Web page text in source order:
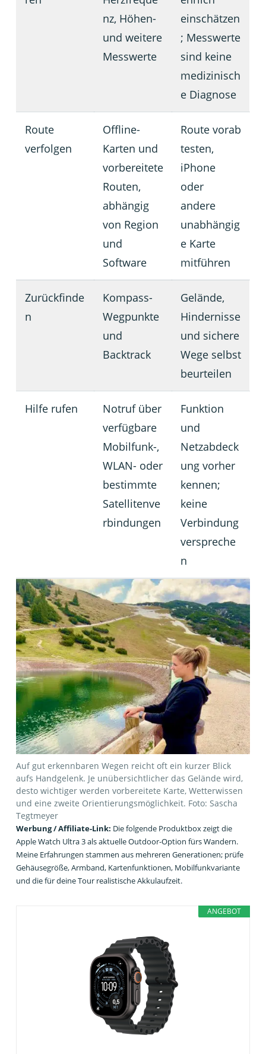
nz, Höhen-
und weitere
Messwerte
einschätzen
; Messwerte
sind keine
medizinisch
e Diagnose
Route
verfolgen
Offline-
Karten und
vorbereitete
Routen,
abhängig
von Region
und
Software
Route vorab
testen,
iPhone
oder
andere
unabhängig
e Karte
mitführen
Zurückfinde
n
Kompass-
Wegpunkte
und
Backtrack
Gelände,
Hindernisse
und sichere
Wege selbst
beurteilen
Hilfe rufen
Notruf über
verfügbare
Mobilfunk-,
WLAN- oder
bestimmte
Satellitenve
rbindungen
Funktion
und
Netzabdeck
ung vorher
kennen;
keine
Verbindung
verspreche
n
Auf gut erkennbaren Wegen reicht oft ein kurzer Blick
aufs Handgelenk. Je unübersichtlicher das Gelände wird,
desto wichtiger werden vorbereitete Karte, Wetterwissen
und eine zweite Orientierungsmöglichkeit. Foto: Sascha
Tegtmeyer
Werbung / Affiliate-Link: Die folgende Produktbox zeigt die
Apple Watch Ultra 3 als aktuelle Outdoor-Option fürs Wandern.
Meine Erfahrungen stammen aus mehreren Generationen; prüfe
Gehäusegröße, Armband, Kartenfunktionen, Mobilfunkvariante
und die für deine Tour realistische Akkulaufzeit.
ANGEBOT